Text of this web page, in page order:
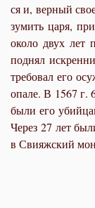
ся и, вер­ный
зу­мить ца­ря,
око­ло двух
под­нял
тре­бо­вал его
опа­ле. В 1567 г.
бы­ли его
Через 27 лет
в Сви­яж­ский